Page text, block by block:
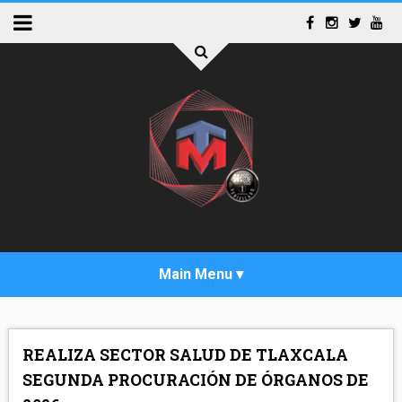
REALIZA SECTOR SALUD DE TLAXCALA
SEGUNDA PROCURACIÓN DE ÓRGANOS DE